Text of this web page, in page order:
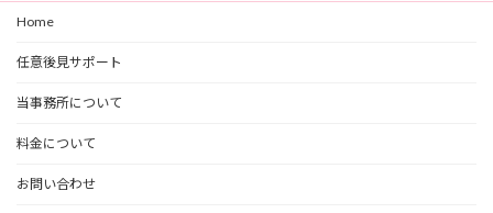
Home
任意後見サポート
当事務所について
料金について
お問い合わせ